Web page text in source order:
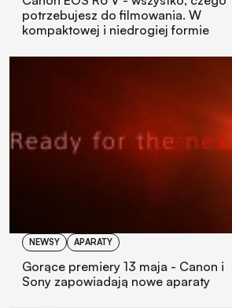
potrzebujesz do filmowania. W
kompaktowej i niedrogiej formie
NEWSY APARATY
Gorące premiery 13 maja - Canon i
Sony zapowiadają nowe aparaty